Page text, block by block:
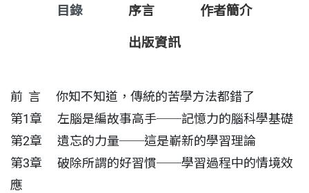
． 最適合的讀書時間和練習時間的長度
． 搞砸考試的常見原因……是學生、家長、老師的必
目錄 序言 作者簡介
出版資訊
前 言 你知不知道，傳統的苦學方法都錯了
第1章 左腦是編故事高手──記憶力的腦科學基礎
第2章 遺忘的力量──這是嶄新的學習理論
第3章 破除所謂的好習慣──學習過程中的情境效
應